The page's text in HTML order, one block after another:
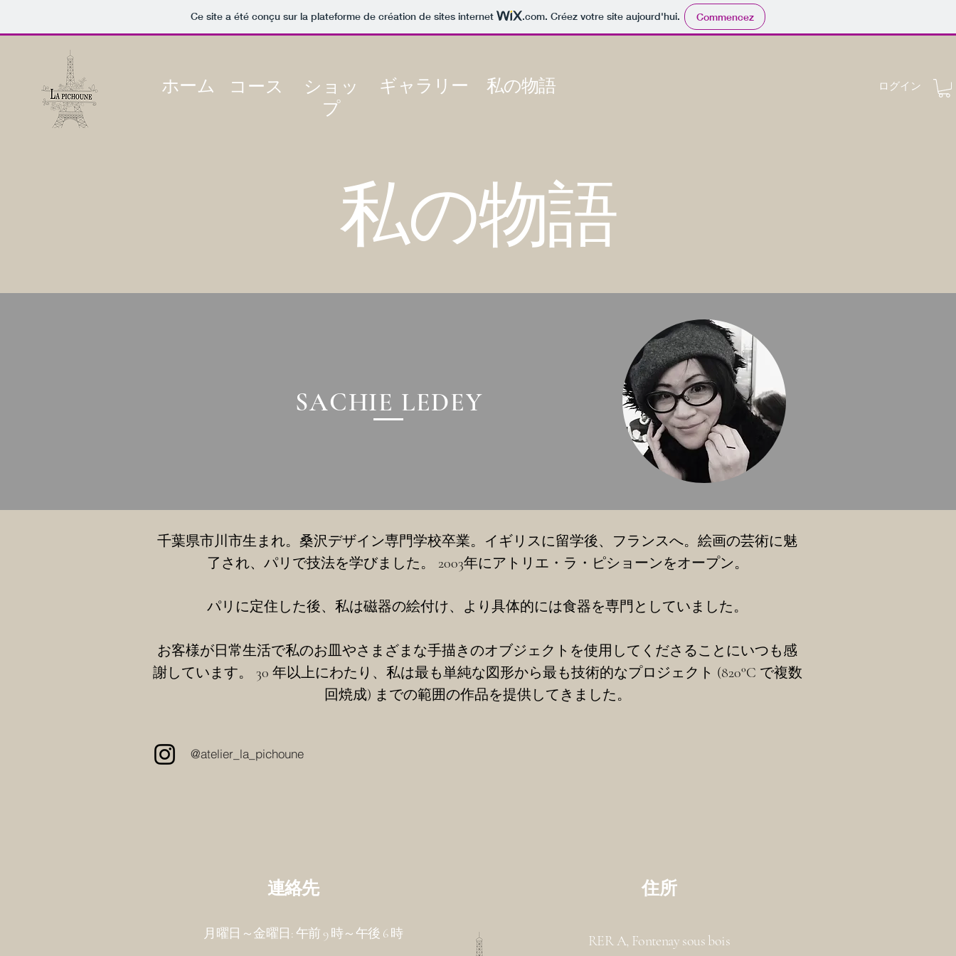
Ce site a été conçu sur la plateforme de création de sites internet .com. Créez votre site aujourd'hui. Commencez
ホーム コース
ショッ
プ
ギャラリー 私の物語 ログイン
私の物語
SACHIE LEDEY
千葉県市川市生まれ。桑沢デザイン専門学校卒業。イギリスに留学後、フランスへ。絵画の芸術に魅
了され、パリで技法を学びました。 2003年にアトリエ・ラ・ピショーンをオープン。
パリに定住した後、私は磁器の絵付け、より具体的には食器を専門としていました。
お客様が日常生活で私のお皿やさまざまな手描きのオブジェクトを使用してくださることにいつも感
謝しています。 30 年以上にわたり、私は最も単純な図形から最も技術的なプロジェクト (820°C で複数
回焼成) までの範囲の作品を提供してきました。
@atelier_la_pichoune
連絡先 ​住所
月曜日～金曜日: 午前 9 時～午後 6 時 RER A, Fontenay sous bois